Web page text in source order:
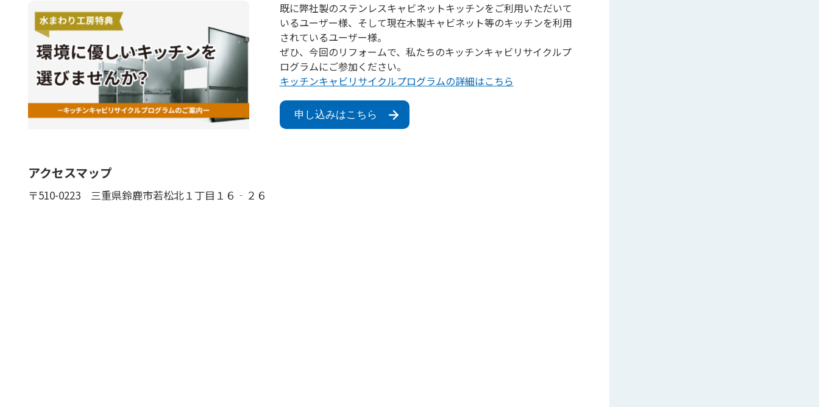
既に弊社製のステンレスキャビネットキッチンをご利用いただいて
いるユーザー様、そして現在木製キャビネット等のキッチンを利用
されているユーザー様。
ぜひ、今回のリフォームで、私たちのキッチンキャビリサイクルプ
ログラムにご参加ください。
キッチンキャビリサイクルプログラムの詳細はこちら
申し込みはこちら
アクセスマップ
〒510-0223 三重県鈴鹿市若松北１丁目１６‐２６